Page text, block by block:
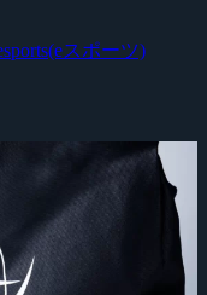
スポーツ)